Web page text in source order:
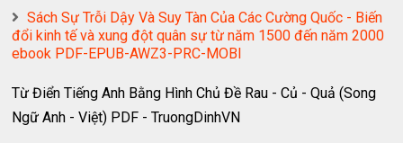
Sách Sự Trỗi Dậy Và Suy Tàn Của Các Cường Quốc - Biến
đổi kinh tế và xung đột quân sự từ năm 1500 đến năm 2000
ebook PDF-EPUB-AWZ3-PRC-MOBI
Từ Điển Tiếng Anh Bằng Hình Chủ Đề Rau - Củ - Quả (Song
Ngữ Anh - Việt) PDF - TruongDinhVN